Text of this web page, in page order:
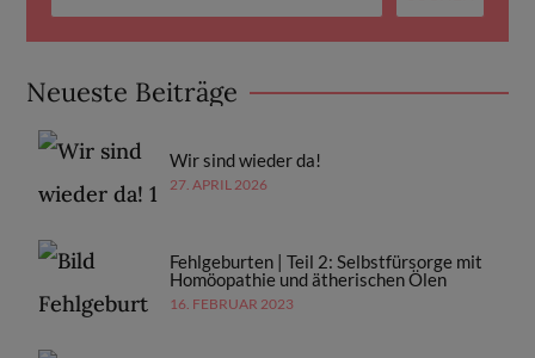
Neueste Beiträge
Wir sind wieder da!
27. APRIL 2026
Fehlgeburten | Teil 2: Selbstfürsorge mit
Homöopathie und ätherischen Ölen
16. FEBRUAR 2023